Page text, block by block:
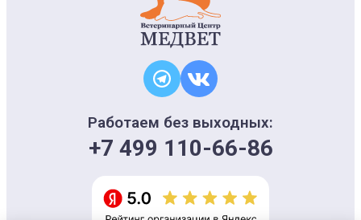
Работаем без выходных:
+7 499 110-66-86